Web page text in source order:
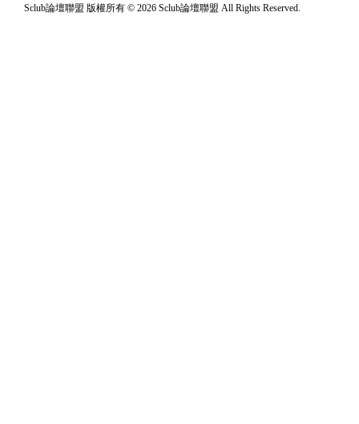
Sclub論壇聯盟 版權所有 © 2026 Sclub論壇聯盟 All Rights Reserved.